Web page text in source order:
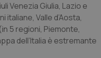
Venezia Giulia, Lazio e
Valle d’Aosta,
5 regioni, Piemonte,
dell’Italia è estremante